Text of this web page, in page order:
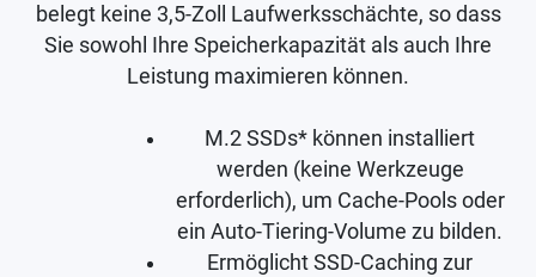
belegt keine 3,5-Zoll Laufwerksschächte, so dass
Sie sowohl Ihre Speicherkapazität als auch Ihre
Leistung maximieren können.
M.2 SSDs* können installiert
werden (keine Werkzeuge
erforderlich), um Cache-Pools oder
ein Auto-Tiering-Volume zu bilden.
Ermöglicht SSD-Caching zur